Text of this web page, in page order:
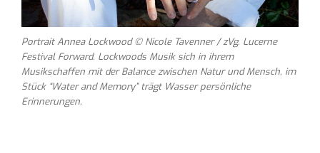
Portrait Annea Lockwood © Nicole Tavenner / zVg. Lucerne
Festival Forward. Lockwoods Musik sich in ihrem
Musikschaffen mit der Balance zwischen Natur und Mensch, im
Stück “Water and Memory” trägt Wasser persönliche
Erinnerungen.